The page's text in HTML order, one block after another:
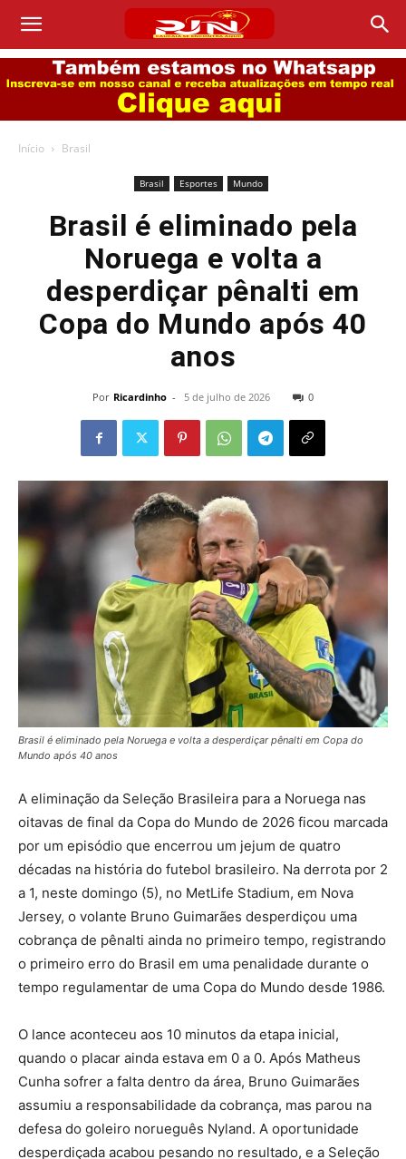
Início Brasil
Brasil Esportes Mundo
Brasil é eliminado pela
Noruega e volta a
desperdiçar pênalti em
Copa do Mundo após 40
anos
Por Ricardinho - 5 de julho de 2026 0
Brasil é eliminado pela Noruega e volta a desperdiçar pênalti em Copa do
Mundo após 40 anos
A eliminação da Seleção Brasileira para a Noruega nas
oitavas de final da Copa do Mundo de 2026 ficou marcada
por um episódio que encerrou um jejum de quatro
décadas na história do futebol brasileiro. Na derrota por 2
a 1, neste domingo (5), no MetLife Stadium, em Nova
Jersey, o volante Bruno Guimarães desperdiçou uma
cobrança de pênalti ainda no primeiro tempo, registrando
o primeiro erro do Brasil em uma penalidade durante o
tempo regulamentar de uma Copa do Mundo desde 1986.
O lance aconteceu aos 10 minutos da etapa inicial,
quando o placar ainda estava em 0 a 0. Após Matheus
Cunha sofrer a falta dentro da área, Bruno Guimarães
assumiu a responsabilidade da cobrança, mas parou na
defesa do goleiro norueguês Nyland. A oportunidade
desperdiçada acabou pesando no resultado, e a Seleção